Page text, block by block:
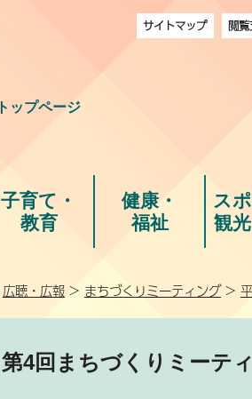
トップページ
サイトマップ 閲
子育て・
教育
健康・
福祉
ス
観
広聴・広報 > まちづくりミーティング>
第4回まちづくりミーテ